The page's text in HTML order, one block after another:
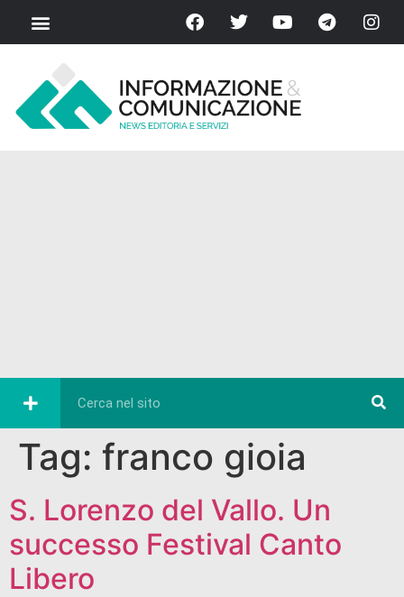
Tag: franco gioia
S. Lorenzo del Vallo. Un
successo Festival Canto
Libero